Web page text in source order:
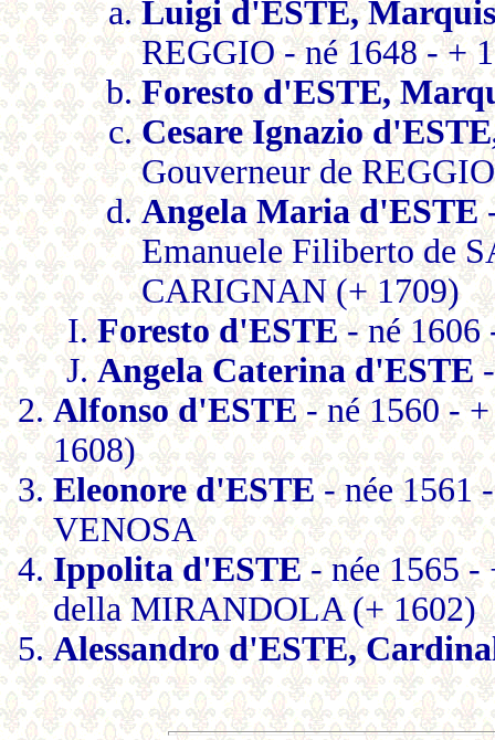
Luigi d'ESTE,
REGGIO - né 1648 - +
Foresto d'ESTE,
Cesare Ignazio
Gouverneur de
Angela Maria d'ESTE
Emanuele Filiberto de
CARIGNAN (+ 1709)
Foresto d'ESTE - né 1606
Angela Caterina d'ESTE
Alfonso d'ESTE - né 1560 -
1608)
Eleonore d'ESTE - née 1561
VENOSA
Ippolita d'ESTE - née 1565
della MIRANDOLA (+ 1602)
Alessandro d'ESTE,